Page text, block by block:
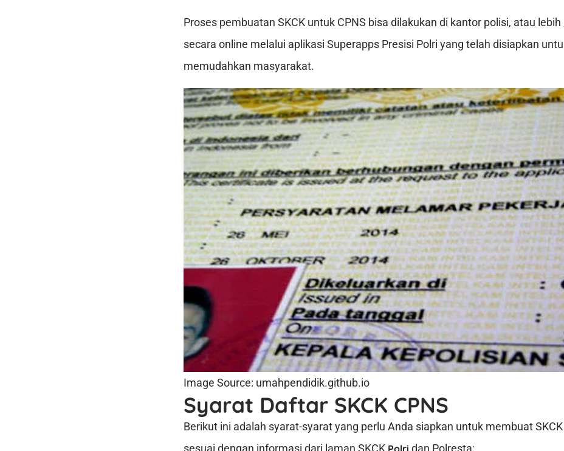
Proses pembuatan SKCK untuk CPNS bisa dilakukan di kantor polisi, atau
secara online melalui aplikasi Superapps Presisi Polri yang telah disiapkan
memudahkan masyarakat.
Image Source: umahpendidik.github.io
Syarat Daftar SKCK CPNS
Berikut ini adalah syarat-syarat yang perlu Anda siapkan untuk membuat
sesuai dengan informasi dari laman SKCK Polri dan Polresta: